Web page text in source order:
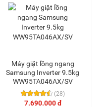
Máy giặt lồng ngang
Samsung Inverter 9.5kg
WW95TA046AX/SV
(28)
7.690.000 đ